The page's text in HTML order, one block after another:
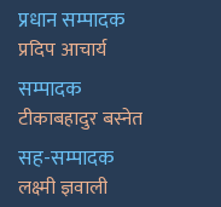
प्रधान सम्पादक
प्रदिप आचार्य
सम्पादक
टीकाबहादुर बस्नेत
सह-सम्पादक
लक्ष्मी ज्ञवाली